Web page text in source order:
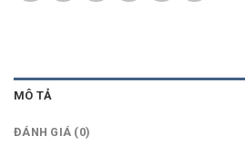
MÔ TẢ
ĐÁNH GIÁ (0)